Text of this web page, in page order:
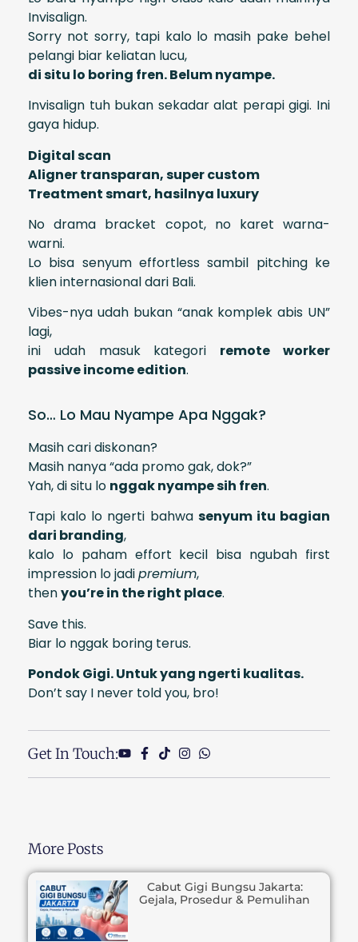
Invisalign.
Sorry not sorry, tapi kalo lo masih pake behel
pelangi biar keliatan lucu,
di situ lo boring fren. Belum nyampe.
Invisalign tuh bukan sekadar alat perapi gigi. Ini
gaya hidup.
Digital scan
Aligner transparan, super custom
Treatment smart, hasilnya luxury
No drama bracket copot, no karet warna-
warni.
Lo bisa senyum effortless sambil pitching ke
klien internasional dari Bali.
Vibes-nya udah bukan “anak komplek abis UN”
lagi,
ini udah masuk kategori remote worker
passive income edition.
So… Lo Mau Nyampe Apa Nggak?
Masih cari diskonan?
Masih nanya “ada promo gak, dok?”
Yah, di situ lo nggak nyampe sih fren.
Tapi kalo lo ngerti bahwa senyum itu bagian
dari branding,
kalo lo paham effort kecil bisa ngubah first
impression lo jadipremium,
thenyou’re in the right place.
Save this.
Biar lo nggak boring terus.
Pondok Gigi. Untuk yang ngerti kualitas.
Don’t say I never told you, bro!
Get In Touch:
More Posts
Cabut Gigi Bungsu Jakarta:
Gejala, Prosedur & Pemulihan